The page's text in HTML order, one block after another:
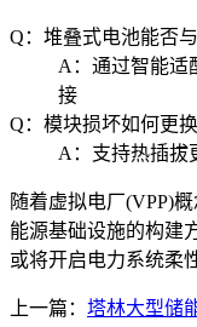
Q：堆叠式电池能否
A：通过智能适
接
Q：模块损坏如何更换
A：支持热插拔
随着虚拟电厂(VPP)
能源基础设施的构建
或将开启电力系统柔
上一篇： 塔林大型储